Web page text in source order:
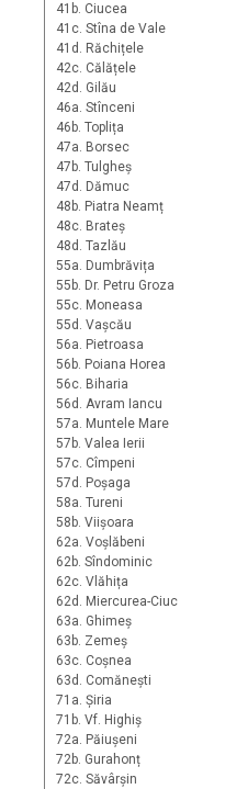
41b. Ciucea
41c. Stîna de Vale
41d. Răchițele
42c. Călățele
42d. Gilău
46a. Stînceni
46b. Toplița
47a. Borsec
47b. Tulgheș
47d. Dămuc
48b. Piatra Neamț
48c. Brateș
48d. Tazlău
55a. Dumbrăvița
55b. Dr. Petru Groza
55c. Moneasa
55d. Vașcău
56a. Pietroasa
56b. Poiana Horea
56c. Biharia
56d. Avram Iancu
57a. Muntele Mare
57b. Valea Ierii
57c. Cîmpeni
57d. Poșaga
58a. Tureni
58b. Viișoara
62a. Voșlăbeni
62b. Sîndominic
62c. Vlăhița
62d. Miercurea-Ciuc
63a. Ghimeș
63b. Zemeș
63c. Coșnea
63d. Comănești
71a. Șiria
71b. Vf. Highiș
72a. Păiușeni
72b. Gurahonț
72c. Săvârșin